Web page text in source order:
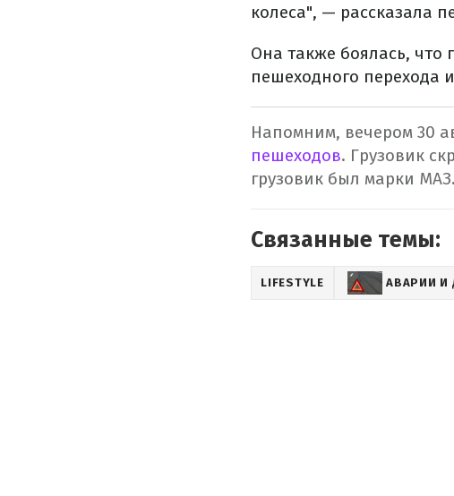
колеса", — рассказала
Она также боялась, что
пешеходного перехода
Напомним, вечером 30
пешеходов. Грузовик
грузовик был марки МАЗ.
Связанные темы:
LIFESTYLE АВАРИИ И